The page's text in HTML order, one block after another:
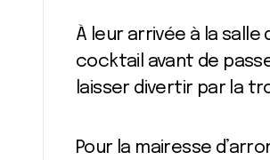
À leur arrivée à la
cocktail avant de
laisser divertir par la
Pour la mairesse